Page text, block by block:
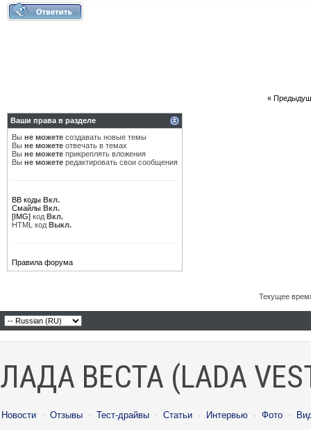
«
Ваши права в разделе
Вы не можете создавать новые темы
Вы не можете отвечать в темах
Вы не можете прикреплять вложения
Вы не можете редактировать свои сообщения
BB коды Вкл.
Смайлы Вкл.
[IMG] код Вкл.
HTML код Выкл.
Правила форума
Текущее
ЛАДА ВЕСТА (LADA
Новости · Отзывы · Тест-драйвы · Статьи · Интервью · Фото ·